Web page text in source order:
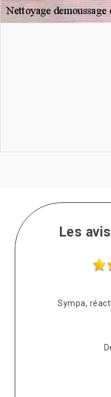
Les
Sympa,